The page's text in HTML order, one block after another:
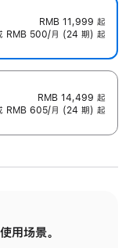
RMB 11,999 起
RMB 500/月 (24 期) 起
RMB 14,499 起
RMB 605/月 (24 期) 起
用场景。